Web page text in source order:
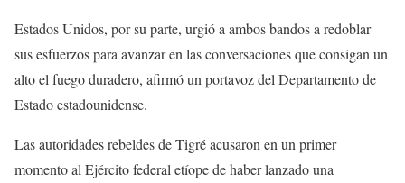
Estados Unidos, por su parte, urgió a ambos bandos a redoblar
sus esfuerzos para avanzar en las conversaciones que consigan un
alto el fuego duradero, afirmó un portavoz del Departamento de
Estado estadounidense.
Las autoridades rebeldes de Tigré acusaron en un primer
momento al Ejército federal etíope de haber lanzado una